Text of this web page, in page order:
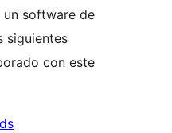
un software de
siguientes
con este